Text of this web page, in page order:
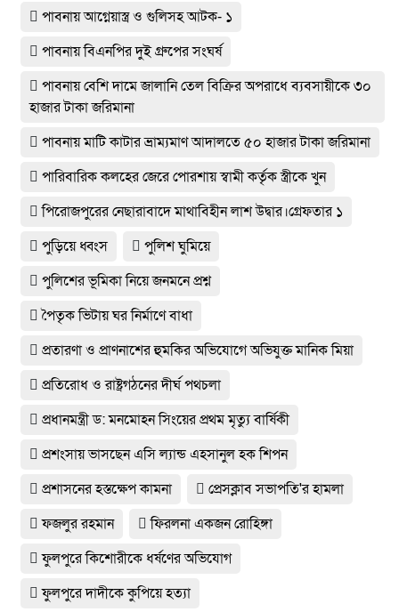
পাবনায় আগ্নেয়াস্ত্র ও গুলিসহ আটক- ১
পাবনায় বিএনপির দুই গ্রুপের সংঘর্ষ
পাবনায় বেশি দামে জালানি তেল বিক্রির অপরাধে ব্যবসায়ীকে ৩০
হাজার টাকা জরিমানা
পাবনায় মাটি কাটার ভ্রাম্যমাণ আদালতে ৫০ হাজার টাকা জরিমানা
পারিবারিক কলহের জেরে পোরশায় স্বামী কর্তৃক স্ত্রীকে খুন
পিরোজপুরের নেছারাবাদে মাথাবিহীন লাশ উদ্বার।গ্রেফতার ১
পুড়িয়ে ধ্বংস
পুলিশ ঘুমিয়ে
পুলিশের ভূমিকা নিয়ে জনমনে প্রশ্ন
পৈতৃক ভিটায় ঘর নির্মাণে বাধা
প্রতারণা ও প্রাণনাশের হুমকির অভিযোগে অভিযুক্ত মানিক মিয়া
প্রতিরোধ ও রাষ্ট্রগঠনের দীর্ঘ পথচলা
প্রধানমন্ত্রী ড: মনমোহন সিংয়ের প্রথম মৃত্যু বার্ষিকী
প্রশংসায় ভাসছেন এসি ল্যান্ড এহসানুল হক শিপন
প্রশাসনের হস্তক্ষেপ কামনা
প্রেসক্লাব সভাপতি'র হামলা
ফজলুর রহমান
ফিরলনা একজন রোহিঙ্গা
ফুলপুরে কিশোরীকে ধর্ষণের অভিযোগ
ফুলপুরে দাদীকে কুপিয়ে হত্যা